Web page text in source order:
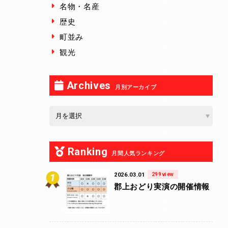
名物・名産
歴史
町並み
観光
Archives 月別アーカイブ
Ranking 月間人気ランキング
2026.03.01 299view
郡上おどり実演の開催情報